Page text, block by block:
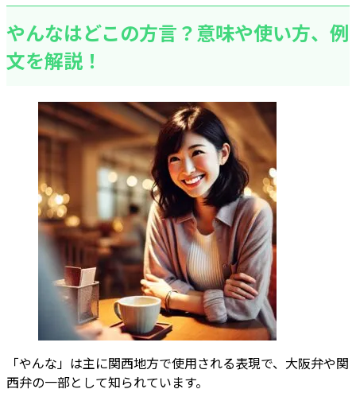
やんなはどこの方言？意味や使い方、例
文を解説！
「やんな」は主に関西地方で使用される表現で、大阪弁や関
西弁の一部として知られています。